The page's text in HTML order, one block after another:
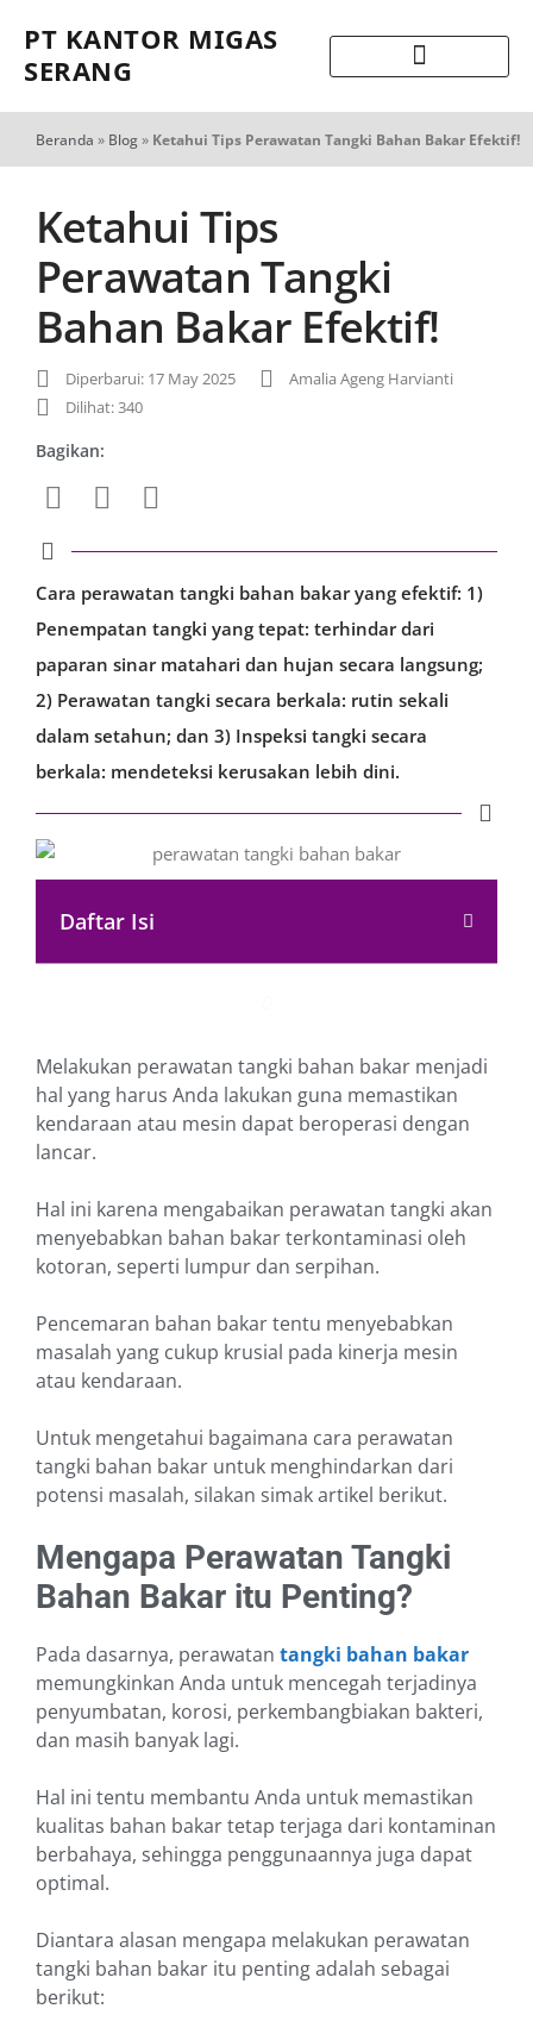
PT KANTOR MIGAS
SERANG
Beranda » Blog» Ketahui Tips Perawatan Tangki Bahan Bakar Efektif!
Ketahui Tips
Perawatan Tangki
Bahan Bakar Efektif!
Diperbarui: 17 May 2025
Amalia Ageng Harvianti
Dilihat: 340
Bagikan:
Cara perawatan tangki bahan bakar yang efektif: 1)
Penempatan tangki yang tepat: terhindar dari
paparan sinar matahari dan hujan secara langsung;
2) Perawatan tangki secara berkala: rutin sekali
dalam setahun; dan 3) Inspeksi tangki secara
berkala: mendeteksi kerusakan lebih dini.
Daftar Isi
Melakukan perawatan tangki bahan bakar menjadi
hal yang harus Anda lakukan guna memastikan
kendaraan atau mesin dapat beroperasi dengan
lancar.
Hal ini karena mengabaikan perawatan tangki akan
menyebabkan bahan bakar terkontaminasi oleh
kotoran, seperti lumpur dan serpihan.
Pencemaran bahan bakar tentu menyebabkan
masalah yang cukup krusial pada kinerja mesin
atau kendaraan.
Untuk mengetahui bagaimana cara perawatan
tangki bahan bakar untuk menghindarkan dari
potensi masalah, silakan simak artikel berikut.
Mengapa Perawatan Tangki
Bahan Bakar itu Penting?
Pada dasarnya, perawatan tangki bahan bakar
memungkinkan Anda untuk mencegah terjadinya
penyumbatan, korosi, perkembangbiakan bakteri,
dan masih banyak lagi.
Hal ini tentu membantu Anda untuk memastikan
kualitas bahan bakar tetap terjaga dari kontaminan
berbahaya, sehingga penggunaannya juga dapat
optimal.
Diantara alasan mengapa melakukan perawatan
tangki bahan bakar itu penting adalah sebagai
berikut: